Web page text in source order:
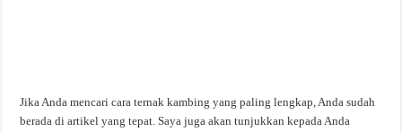
Jika Anda mencari cara ternak kambing yang paling lengkap, Anda sudah
berada di artikel yang tepat. Saya juga akan tunjukkan kepada Anda